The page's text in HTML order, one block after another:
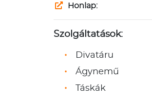
Honlap:
Szolgáltatások:
Divatáru
Ágynemű
Táskák